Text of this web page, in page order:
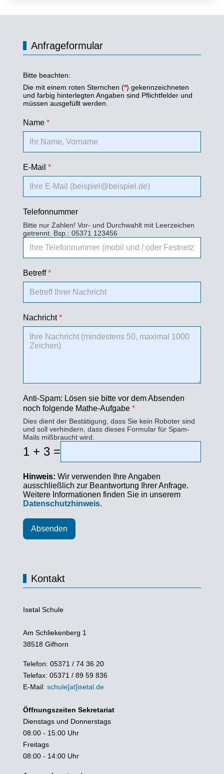
Anfrageformular
Bitte beachten:
Die mit einem roten Sternchen (*) gekennzeichneten
und farbig hinterlegten Angaben sind Pflichtfelder und
müssen ausgefüllt werden.
Name*
E-Mail*
Telefonnummer
Bitte nur Zahlen! Vor- und Durchwahlt mit Leerzeichen
getrennt. Bsp.: 05371 123456
Betreff*
Nachricht*
Anti-Spam: Lösen sie bitte vor dem Absenden
noch folgende Mathe-Aufgabe*
Dies dient der Bestätigung, dass Sie kein Roboter sind
und soll verhindern, dass dieses Formular für Spam-
Mails mißbraucht wird.
1 + 3 =
Hinweis: Wir verwenden Ihre Angaben
ausschließlich zur Beantwortung Ihrer Anfrage.
Weitere Informationen finden Sie in unserem
Datenschutzhinweis.
Absenden
Kontakt
Isetal Schule
Am Schliekenberg 1
38518 Gifhorn
Telefon: 05371 / 74 36 20
Telefax: 05371 / 89 59 836
E-Mail:schule[at]isetal.de
Öffnungszeiten Sekretariat
Dienstags und Donnerstags
08:00 - 15:00 Uhr
Freitags
08:00 - 14:00 Uhr